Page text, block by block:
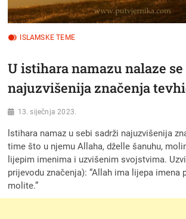
ISLAMSKE TEME
U istihara namazu nalaze se
najuzvišenija značenja
13. siječnja 2023.
lstihara namaz u sebi sadrži najuzvišenija
time što u njemu Allaha, dželle šanuhu,
lijepim imenima i uzvišenim svojstvima.
prijevodu značenja): “Allah ima lijepa imena
molite.”